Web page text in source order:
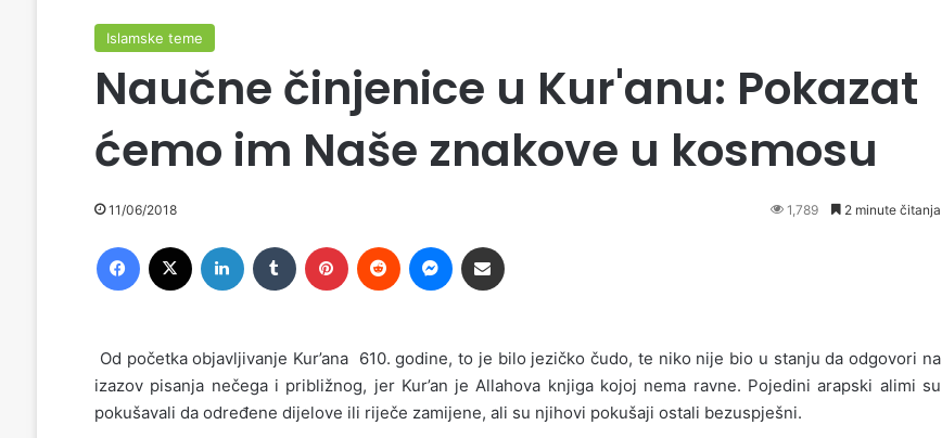
Islamske teme
Naučne činjenice u Kur'anu: Pokazat
ćemo im Naše znakove u kosmosu
11/06/2018 1,789 2 minute čitanja
Od početka objavljivanje Kur’ana 610. godine, to je bilo jezičko čudo, te niko nije bio u stanju da odgovori na
izazov pisanja nečega i približnog, jer Kur’an je Allahova knjiga kojoj nema ravne. Pojedini arapski alimi su
pokušavali da određene dijelove ili riječe zamijene, ali su njihovi pokušaji ostali bezuspješni.